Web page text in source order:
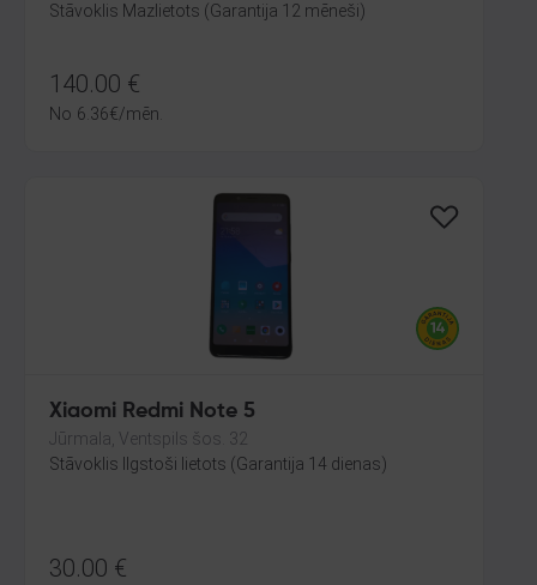
Stāvoklis Mazlietots (Garantija 12 mēneši)
140.00 €
No 6.36€/mēn.
Xiaomi Redmi Note 5
Jūrmala, Ventspils šos. 32
Stāvoklis Ilgstoši lietots (Garantija 14 dienas)
30.00 €